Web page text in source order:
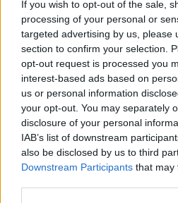
If you wish to opt-out of the sale,
processing of your personal or
targeted advertising by us, please
section to confirm your selection.
opt-out request is processed you
interest-based ads based on
us or personal information
your opt-out. You may separately
disclosure of your personal
IAB’s list of downstream
also be disclosed by us to third
Downstream Participants that may
K.Lavrinovičius yra vienintelis
laimėjęs visų trijų spalvų
Prie 2003-iųjų aukso jis pridėjo
2013-ųjų sidabrą.
Lrytas.lt archyvo uuotr.